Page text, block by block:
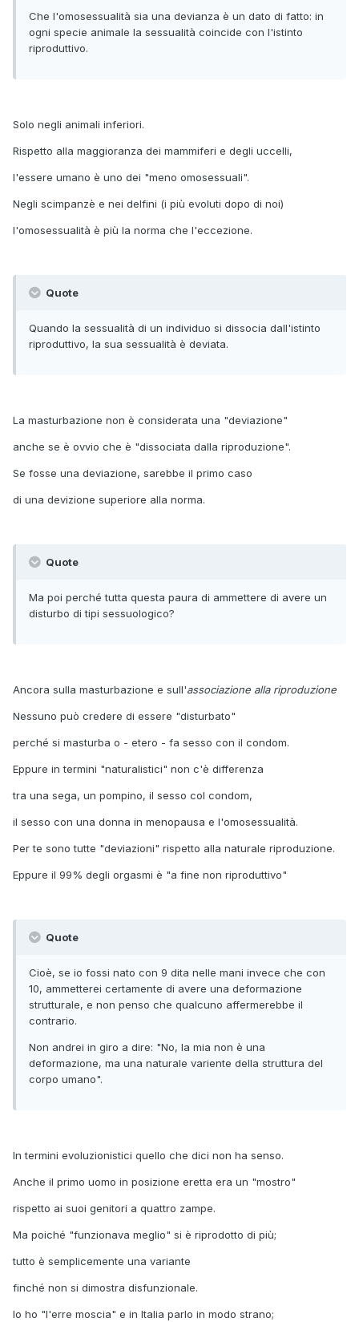
Che l'omosessualità sia una devianza è un dato di fatto: in
ogni specie animale la sessualità coincide con l'istinto
riproduttivo.
Solo negli animali inferiori.
Rispetto alla maggioranza dei mammiferi e degli uccelli,
l'essere umano è uno dei "meno omosessuali".
Negli scimpanzè e nei delfini (i più evoluti dopo di noi)
l'omosessualità è più la norma che l'eccezione.
Quote
Quando la sessualità di un individuo si dissocia dall'istinto
riproduttivo, la sua sessualità è deviata.
La masturbazione non è considerata una "deviazione"
anche se è ovvio che è "dissociata dalla riproduzione".
Se fosse una deviazione, sarebbe il primo caso
di una devizione superiore alla norma.
Quote
Ma poi perché tutta questa paura di ammettere di avere un
disturbo di tipi sessuologico?
Ancora sulla masturbazione e sull'associazione alla riproduzione
Nessuno può credere di essere "disturbato"
perché si masturba o - etero - fa sesso con il condom.
Eppure in termini "naturalistici" non c'è differenza
tra una sega, un pompino, il sesso col condom,
il sesso con una donna in menopausa e l'omosessualità.
Per te sono tutte "deviazioni" rispetto alla naturale riproduzione.
Eppure il 99% degli orgasmi è "a fine non riproduttivo"
Quote
Cioè, se io fossi nato con 9 dita nelle mani invece che con
10, ammetterei certamente di avere una deformazione
strutturale, e non penso che qualcuno affermerebbe il
contrario.
Non andrei in giro a dire: "No, la mia non è una
deformazione, ma una naturale variente della struttura del
corpo umano".
In termini evoluzionistici quello che dici non ha senso.
Anche il primo uomo in posizione eretta era un "mostro"
rispetto ai suoi genitori a quattro zampe.
Ma poiché "funzionava meglio" si è riprodotto di più;
tutto è semplicemente una variante
finché non si dimostra disfunzionale.
Io ho "l'erre moscia" e in Italia parlo in modo strano;